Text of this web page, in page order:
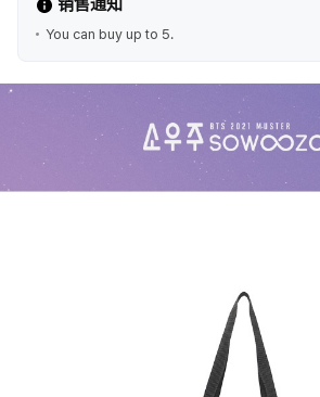
销售通知
You can buy up to 5.